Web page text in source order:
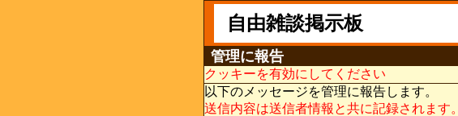
自由雑談掲示板
管理に報告
クッキーを有効にしてください
以下のメッセージを管理に報告します。
送信内容は送信者情報と共に記録されます。